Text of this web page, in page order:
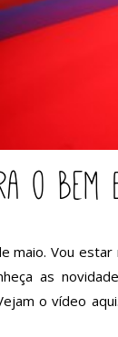
o bem
maio. Vou
as
o vídeo